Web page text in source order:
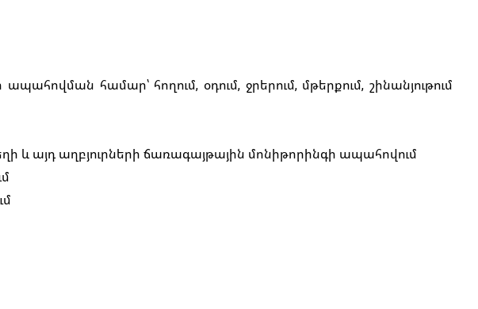
համար՝ հողում, օդում, ջրերում, մթերքում, շինանյութում
այդ աղբյուրների ճառագայթային մոնիթորինգի ապահովում